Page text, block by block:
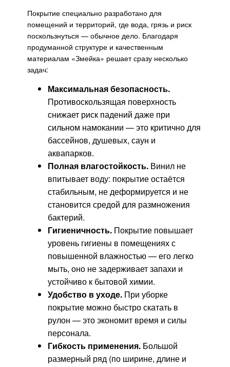
Покрытие специально разработано для
помещений и территорий, где вода, грязь и риск
поскользнуться — обычное дело. Благодаря
продуманной структуре и качественным
материалам «Змейка» решает сразу несколько
задач:
Максимальная безопасность.
Противоскользящая поверхность
снижает риск падений даже при
сильном намокании — это критично для
бассейнов, душевых, саун и
аквапарков.
Полная влагостойкость. Винил не
впитывает воду: покрытие остаётся
стабильным, не деформируется и не
становится средой для размножения
бактерий.
Гигиеничность. Покрытие повышает
уровень гигиены в помещениях с
повышенной влажностью — его легко
мыть, оно не задерживает запахи и
устойчиво к бытовой химии.
Удобство в уходе. При уборке
покрытие можно быстро скатать в
рулон — это экономит время и силы
персонала.
Гибкость применения. Большой
размерный ряд (по ширине, длине и